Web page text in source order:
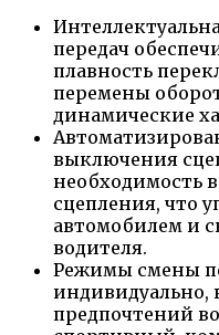
передач
плавность
перемены
динамические
выключения
необходимость
сцепления, что
автомобилем и
водителя.
Режимы смены
индивидуально,
предпочтений